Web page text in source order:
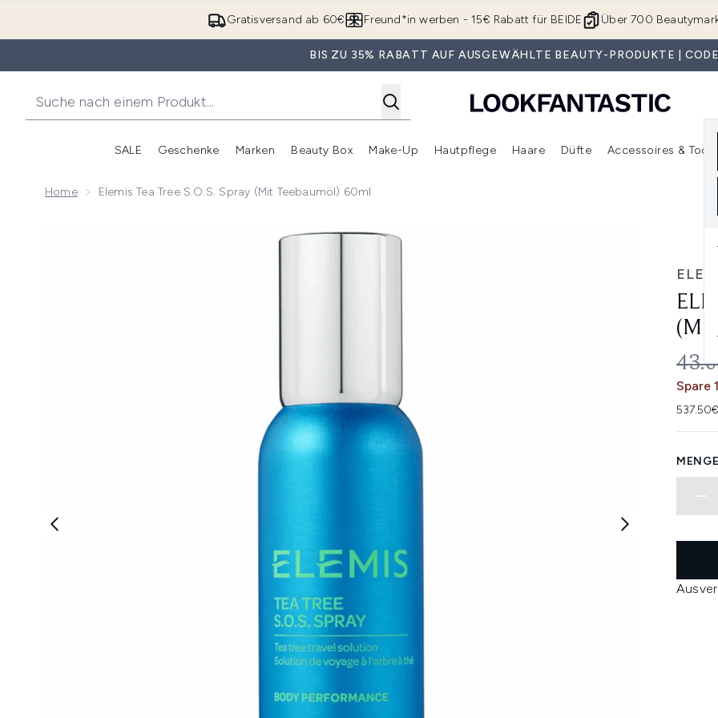
Zum Hauptinhalt springen
Gratisversand ab 60€ Über 700
Freund*in werben - 15€ Rabatt für BEIDE
BIS ZU 35% RABATT AUF AUSGEWÄHLTE BEAUTY-PRODUKTE |
SALE
Untermenü Anmelden (SALE)
Geschenke
Untermenü Anmelden (Geschenke)
Marken
Untermenü Anmelden (Marken)
Beauty Box
Untermenü Anmelden (Beauty Box)
Make-Up
Untermenü Anmelden (Make-Up)
Hautpflege
Untermenü Anmelden (Hautpflege)
Haare
Untermenü Anmelden (Haare)
Düfte Accessoires & Tools
Home Elemis Tea Tree S.O.S. Spray (mit Teebaumöl) 60ml
Now showing image 1 Elemis Tea Tree S.O.S. Spray (mit Teebaumöl) 60ml
Spare